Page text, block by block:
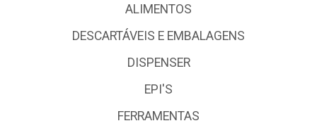
ALIMENTOS
DESCARTÁVEIS E EMBALAGENS
DISPENSER
EPI'S
FERRAMENTAS